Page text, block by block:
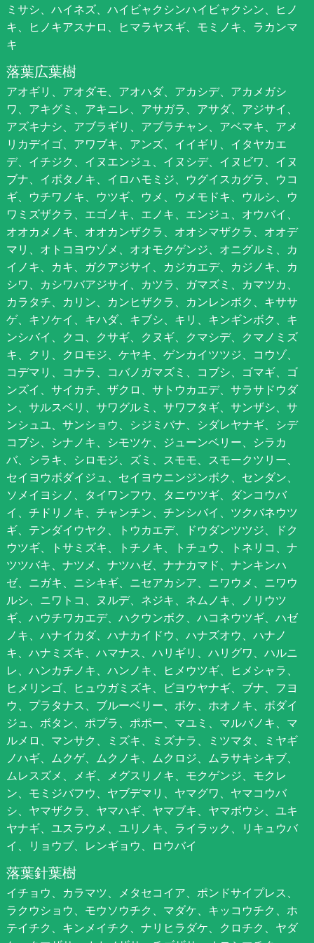
ミサシ、ハイネズ、ハイビャクシンハイビャクシン、ヒノ
キ、ヒノキアスナロ、ヒマラヤスギ、モミノキ、ラカンマ
キ
落葉広葉樹
アオギリ、アオダモ、アオハダ、アカシデ、アカメガシ
ワ、アキグミ、アキニレ、アサガラ、アサダ、アジサイ、
アズキナシ、アブラギリ、アブラチャン、アベマキ、アメ
リカデイゴ、アワブキ、アンズ、イイギリ、イタヤカエ
デ、イチジク、イヌエンジュ、イヌシデ、イヌビワ、イヌ
ブナ、イボタノキ、イロハモミジ、ウグイスカグラ、ウコ
ギ、ウチワノキ、ウツギ、ウメ、ウメモドキ、ウルシ、ウ
ワミズザクラ、エゴノキ、エノキ、エンジュ、オウバイ、
オオカメノキ、オオカンザクラ、オオシマザクラ、オオデ
マリ、オトコヨウゾメ、オオモクゲンジ、オニグルミ、カ
イノキ、カキ、ガクアジサイ、カジカエデ、カジノキ、カ
シワ、カシワバアジサイ、カツラ、ガマズミ、カマツカ、
カラタチ、カリン、カンヒザクラ、カンレンボク、キササ
ゲ、キソケイ、キハダ、キブシ、キリ、キンギンボク、キ
ンシバイ、クコ、クサギ、クヌギ、クマシデ、クマノミズ
キ、クリ、クロモジ、ケヤキ、ゲンカイツツジ、コウゾ、
コデマリ、コナラ、コバノガマズミ、コブシ、ゴマギ、ゴ
ンズイ、サイカチ、ザクロ、サトウカエデ、サラサドウダ
ン、サルスベリ、サワグルミ、サワフタギ、サンザシ、サ
ンシュユ、サンショウ、シジミバナ、シダレヤナギ、シデ
コブシ、シナノキ、シモツケ、ジューンベリー、シラカ
バ、シラキ、シロモジ、ズミ、スモモ、スモークツリー、
セイヨウボダイジュ、セイヨウニンジンボク、センダン、
ソメイヨシノ、タイワンフウ、タニウツギ、ダンコウバ
イ、チドリノキ、チャンチン、チンシバイ、ツクバネウツ
ギ、テンダイウヤク、トウカエデ、ドウダンツツジ、ドク
ウツギ、トサミズキ、トチノキ、トチュウ、トネリコ、ナ
ツツバキ、ナツメ、ナツハゼ、ナナカマド、ナンキンハ
ゼ、ニガキ、ニシキギ、ニセアカシア、ニワウメ、ニワウ
ルシ、ニワトコ、ヌルデ、ネジキ、ネムノキ、ノリウツ
ギ、ハウチワカエデ、ハクウンボク、ハコネウツギ、ハゼ
ノキ、ハナイカダ、ハナカイドウ、ハナズオウ、ハナノ
キ、ハナミズキ、ハマナス、ハリギリ、ハリグワ、ハルニ
レ、ハンカチノキ、ハンノキ、ヒメウツギ、ヒメシャラ、
ヒメリンゴ、ヒュウガミズキ、ビヨウヤナギ、ブナ、フヨ
ウ、プラタナス、ブルーベリー、ボケ、ホオノキ、ボダイ
ジュ、ボタン、ポプラ、ポポー、マユミ、マルバノキ、マ
ルメロ、マンサク、ミズキ、ミズナラ、ミツマタ、ミヤギ
ノハギ、ムクゲ、ムクノキ、ムクロジ、ムラサキシキブ、
ムレスズメ、メギ、メグスリノキ、モクゲンジ、モクレ
ン、モミジバフウ、ヤブデマリ、ヤマグワ、ヤマコウバ
シ、ヤマザクラ、ヤマハギ、ヤマブキ、ヤマボウシ、ユキ
ヤナギ、ユスラウメ、ユリノキ、ライラック、リキュウバ
イ、リョウブ、レンギョウ、ロウバイ
落葉針葉樹
イチョウ、カラマツ、メタセコイア、ポンドサイプレス、
ラクウショウ、モウソウチク、マダケ、キッコウチク、ホ
テイチク、キンメイチク、ナリヒラダケ、クロチク、ヤダ